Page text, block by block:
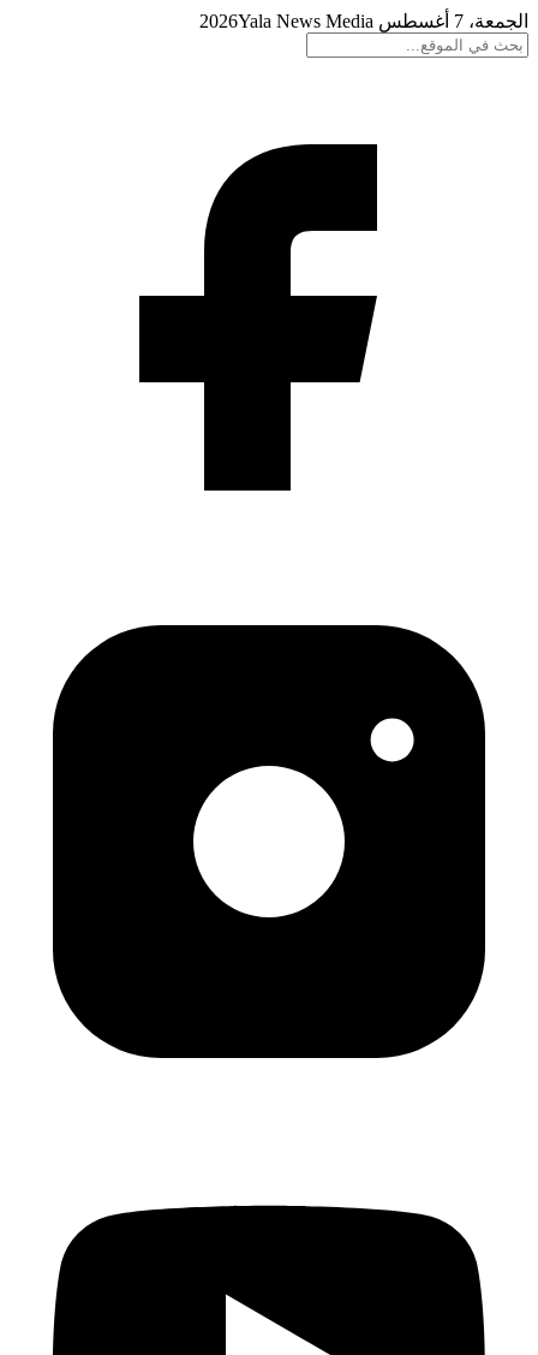
الجمعة، 7 أغسطس 2026 Yala News Media